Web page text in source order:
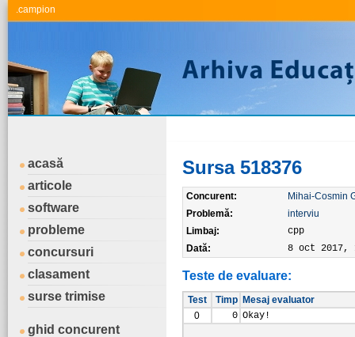
.campion
acasă
articole
software
probleme
concursuri
clasament
surse trimise
ghid concurent
Sursa 518376
Concurent:
Mihai-Cosmin
Problemă:
interviu
Limbaj:
cpp
Dată:
8 oct 2017,
Teste de evaluare:
Test Timp Mesaj evaluator
0
0 Okay!